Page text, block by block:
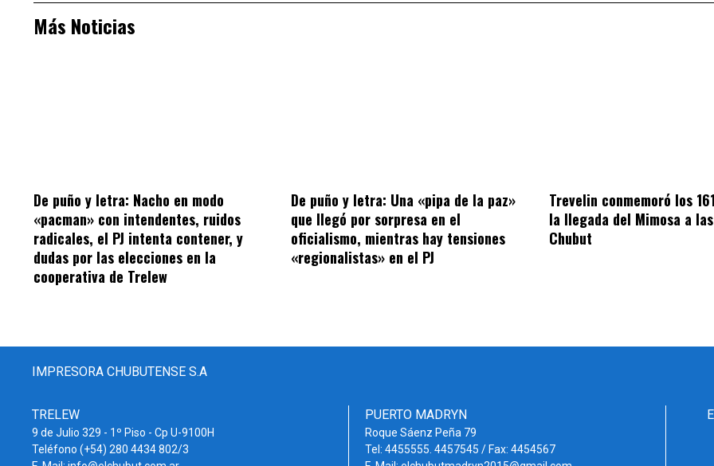
Más Noticias
De puño y letra: Nacho en modo
«pacman» con intendentes, ruidos
radicales, el PJ intenta contener, y
dudas por las elecciones en la
cooperativa de Trelew
De puño y letra: Una «pipa de la paz»
que llegó por sorpresa en el
oficialismo, mientras hay tensiones
«regionalistas» en el PJ
Trevelin conmemoró los
la llegada del Mimosa a
Chubut
IMPRESORA CHUBUTENSE S.A
TRELEW
9 de Julio 329 - 1º Piso - Cp U-9100H
Teléfono (+54) 280 4434 802/3
PUERTO MADRYN
Roque Sáenz Peña 79
Tel: 4455555. 4457545 / Fax: 4454567